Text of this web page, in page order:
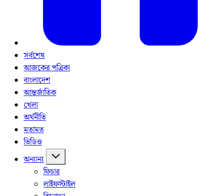
সর্বশেষ
আজকের পত্রিকা
বাংলাদেশ
আন্তর্জাতিক
খেলা
অর্থনীতি
মতামত
ভিডিও
অন্যান্য
ফিচার
লাইফস্টাইল